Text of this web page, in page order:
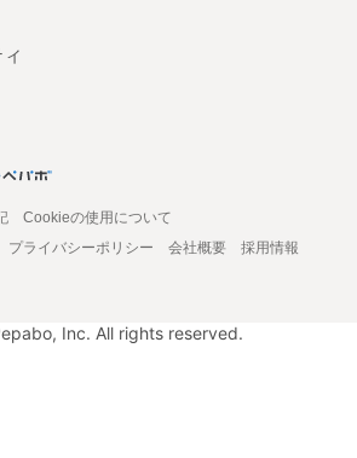
Cookieの使用について
プライバシーポリシー 会社概要
採用情報
Inc. All rights reserved.